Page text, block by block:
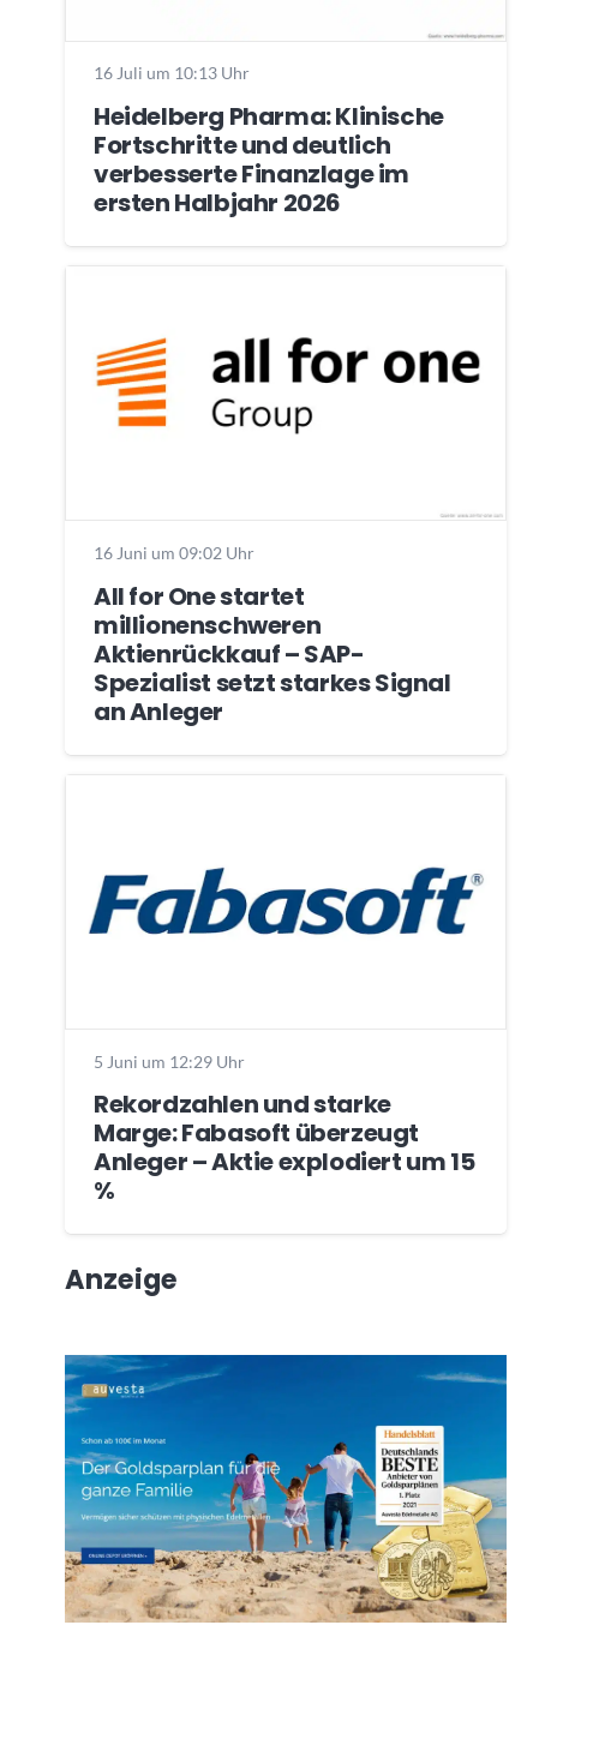
16 Juli um 10:13 Uhr
Heidelberg Pharma: Klinische
Fortschritte und deutlich
verbesserte Finanzlage im
ersten Halbjahr 2026
16 Juni um 09:02 Uhr
All for One startet
millionenschweren
Aktienrückkauf – SAP-
Spezialist setzt starkes Signal
an Anleger
5 Juni um 12:29 Uhr
Rekordzahlen und starke
Marge: Fabasoft überzeugt
Anleger – Aktie explodiert um 15
%
Anzeige